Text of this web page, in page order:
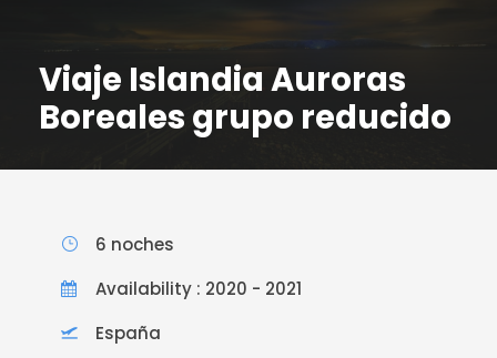
Viaje Islandia Auroras
Boreales grupo reducido
6 noches
Availability : 2020 - 2021
España